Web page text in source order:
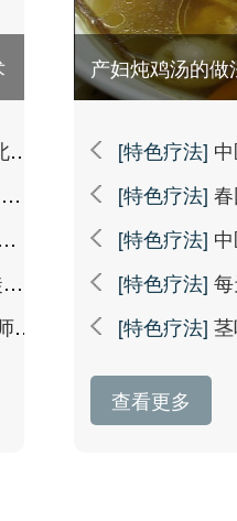
产妇炖鸡汤的做
[特色疗法]
[特色疗法]
[特色疗法]
[特色疗法]
[特色疗法]
查看更多